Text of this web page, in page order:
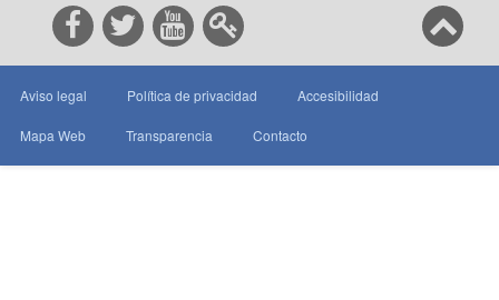
Aviso legal Política de privacidad Accesibilidad
Mapa Web Transparencia Contacto